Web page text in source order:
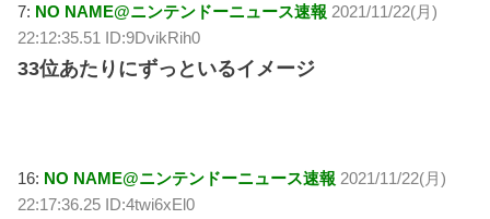
7: NO NAME@ニンテンドーニュース速報 2021/11/22(月)
22:12:35.51 ID:9DvikRih0
33位あたりにずっといるイメージ
16: NO NAME@ニンテンドーニュース速報 2021/11/22(月)
22:17:36.25 ID:4twi6xEl0